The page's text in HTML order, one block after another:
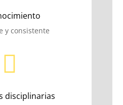
y consistente

disciplinarias